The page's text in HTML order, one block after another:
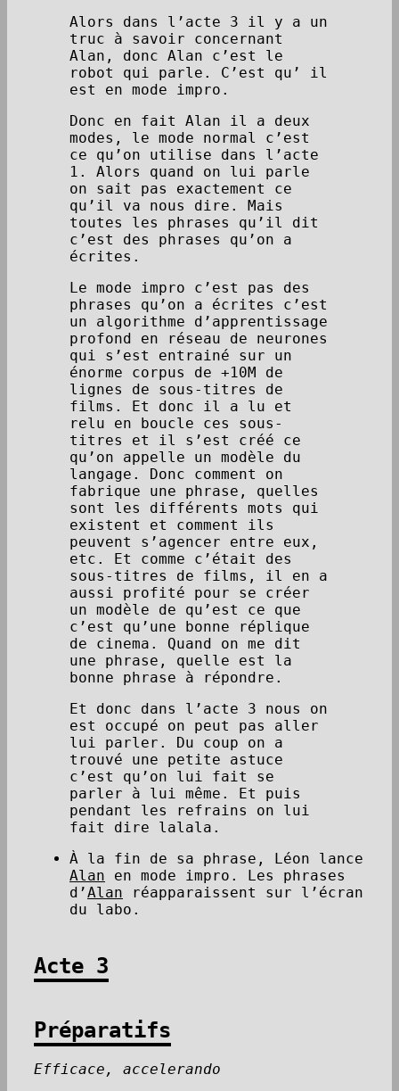
Alors dans l’acte 3 il y a un
truc à savoir concernant
Alan, donc Alan c’est le
robot qui parle. C’est qu’ il
est en mode impro.
Donc en fait Alan il a deux
modes, le mode normal c’est
ce qu’on utilise dans l’acte
1. Alors quand on lui parle
on sait pas exactement ce
qu’il va nous dire. Mais
toutes les phrases qu’il dit
c’est des phrases qu’on a
écrites.
Le mode impro c’est pas des
phrases qu’on a écrites c’est
un algorithme d’apprentissage
profond en réseau de neurones
qui s’est entrainé sur un
énorme corpus de +10M de
lignes de sous-titres de
films. Et donc il a lu et
relu en boucle ces sous-
titres et il s’est créé ce
qu’on appelle un modèle du
langage. Donc comment on
fabrique une phrase, quelles
sont les différents mots qui
existent et comment ils
peuvent s’agencer entre eux,
etc. Et comme c’était des
sous-titres de films, il en a
aussi profité pour se créer
un modèle de qu’est ce que
c’est qu’une bonne réplique
de cinema. Quand on me dit
une phrase, quelle est la
bonne phrase à répondre.
Et donc dans l’acte 3 nous on
est occupé on peut pas aller
lui parler. Du coup on a
trouvé une petite astuce
c’est qu’on lui fait se
parler à lui même. Et puis
pendant les refrains on lui
fait dire lalala.
À la fin de sa phrase, Léon lance
Alan en mode impro. Les phrases
d’Alan réapparaissent sur l’écran
du labo.
Acte 3
Préparatifs
Efficace, accelerando